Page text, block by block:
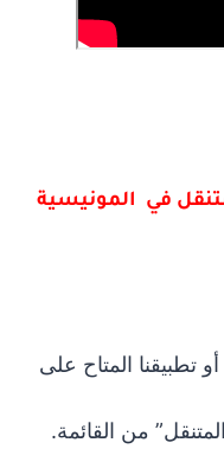
في المونيسية
تطبيقنا المتاح على
من القائمة.